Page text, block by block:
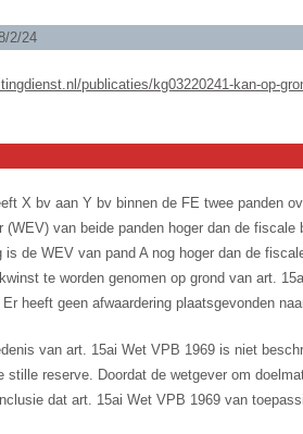
2/24
publicaties/kg03220241-kan-op-
X bv aan Y bv binnen de FE twee panden
(WEV) van beide panden hoger dan de
is de WEV van pand A nog hoger dan de
te worden genomen op grond van art.
heeft geen afwaardering plaatsgevonden
van art. 15ai Wet VPB 1969 is niet
stille reserve. Doordat de wetgever om
dat art. 15ai Wet VPB 1969 van